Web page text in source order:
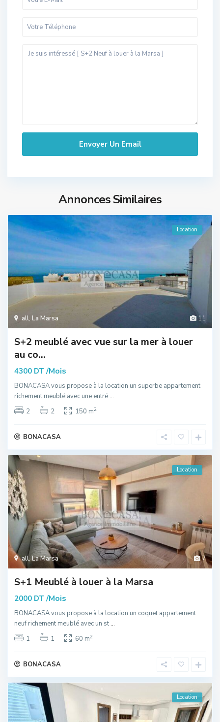
Annonces Similaires
11
all, La Marsa
Location
S+2 meublé avec vue sur la mer à louer
au co...
4300 DT /Mois
BONACASA vous propose à la location un superbe appartement
richement meublé avec une entré...
2
2 150 m2
BONACASA
7
all,La Marsa
Location
S+1 Meublé à louer à la Marsa
2000 DT /Mois
BONACASA vous propose à la location un coquet appartement
neuf richement meublé avec un st...
1
1 60 m2
BONACASA
Location